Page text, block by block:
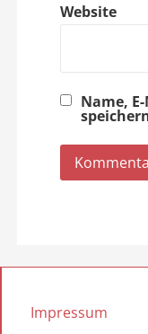
Website
Name,
Impressum